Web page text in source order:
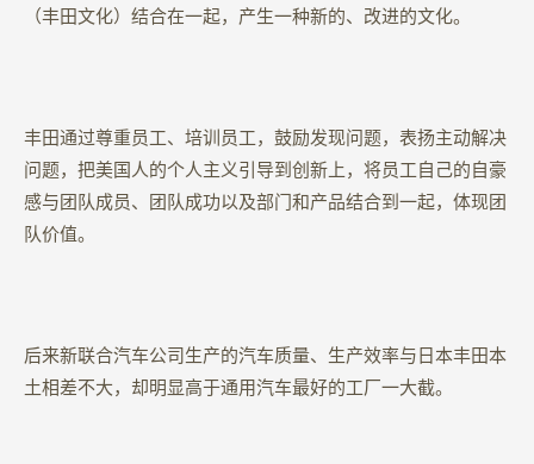
（丰田文化）结合在一起，产生一种新的、改进的文化。
丰田通过尊重员工、培训员工，鼓励发现问题，表扬主动解决
问题，把美国人的个人主义引导到创新上，将员工自己的自豪
感与团队成员、团队成功以及部门和产品结合到一起，体现团
队价值。
后来新联合汽车公司生产的汽车质量、生产效率与日本丰田本
土相差不大，却明显高于通用汽车最好的工厂一大截。